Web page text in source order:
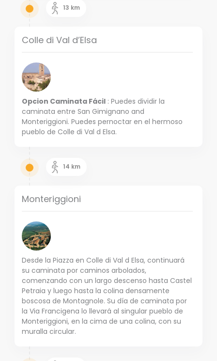
13 km
Colle di Val d’Elsa
Opcion Caminata Fácil : Puedes dividir la
caminata entre San Gimignano and
Monteriggioni. Puedes pernoctar en el hermoso
pueblo de Colle di Val d Elsa.
14 km
Monteriggioni
Desde la Piazza en Colle di Val d Elsa, continuará
su caminata por caminos arbolados,
comenzando con un largo descenso hasta Castel
Petraia y luego hasta la colina densamente
boscosa de Montagnole. Su día de caminata por
la Via Francigena lo llevará al singular pueblo de
Monteriggioni, en la cima de una colina, con su
muralla circular.